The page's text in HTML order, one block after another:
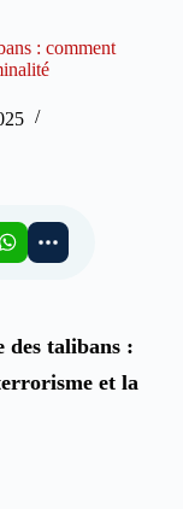
: comment
des talibans :
et la